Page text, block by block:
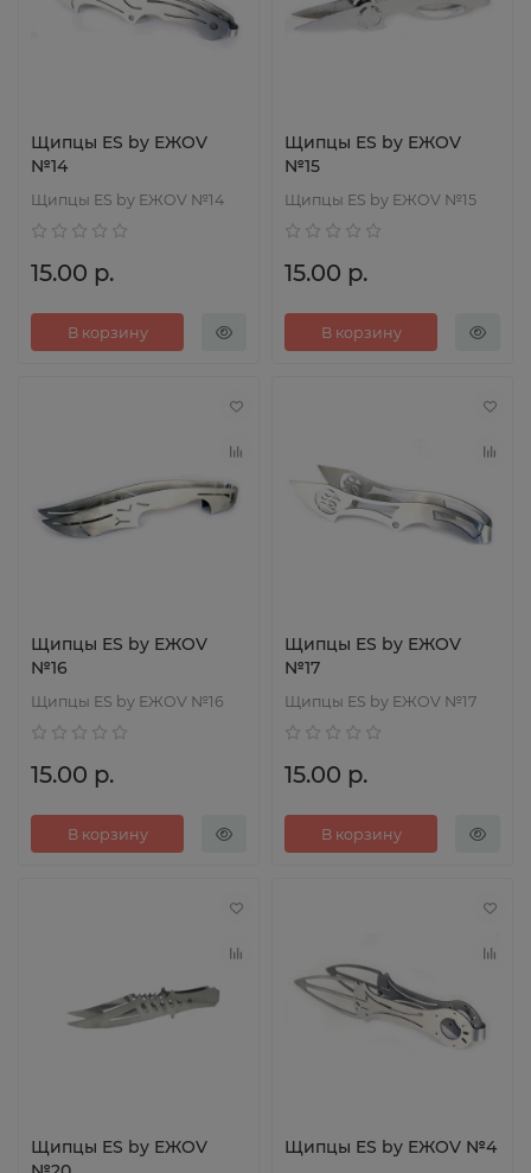
Щипцы ES by EЖOV
№14
Щипцы ES by EЖOV №14
15.00 р.
В корзину
Щипцы ES by EЖOV
№15
Щипцы ES by EЖOV №15
15.00 р.
В корзину
Щипцы ES by EЖOV
№16
Щипцы ES by EЖOV №16
15.00 р.
В корзину
Щипцы ES by EЖOV
№17
Щипцы ES by EЖOV №17
15.00 р.
В корзину
Щипцы ES by EЖOV
Щипцы ES by EЖOV №4